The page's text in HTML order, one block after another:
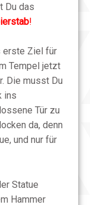
Du das
!
erste Ziel für
Tempel jetzt
Die musst Du
ins
Tür zu
da, denn
und nur für
Statue
Hammer